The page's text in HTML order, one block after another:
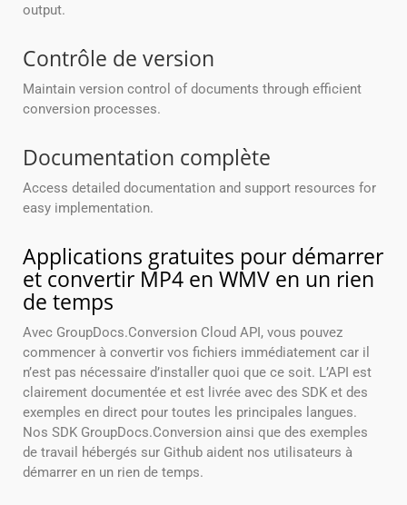
output.
Contrôle de version
Maintain version control of documents through efficient
conversion processes.
Documentation complète
Access detailed documentation and support resources for
easy implementation.
Applications gratuites pour démarrer
et convertir MP4 en WMV en un rien
de temps
Avec GroupDocs.Conversion Cloud API, vous pouvez
commencer à convertir vos fichiers immédiatement car il
n’est pas nécessaire d’installer quoi que ce soit. L’API est
clairement documentée et est livrée avec des SDK et des
exemples en direct pour toutes les principales langues.
Nos SDK GroupDocs.Conversion ainsi que des exemples
de travail hébergés sur Github aident nos utilisateurs à
démarrer en un rien de temps.